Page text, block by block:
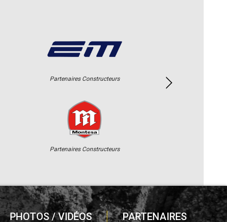
Partenaires Constructeurs
Partenaires Constructeurs
PHOTOS / VIDÉOS PARTENAIRES